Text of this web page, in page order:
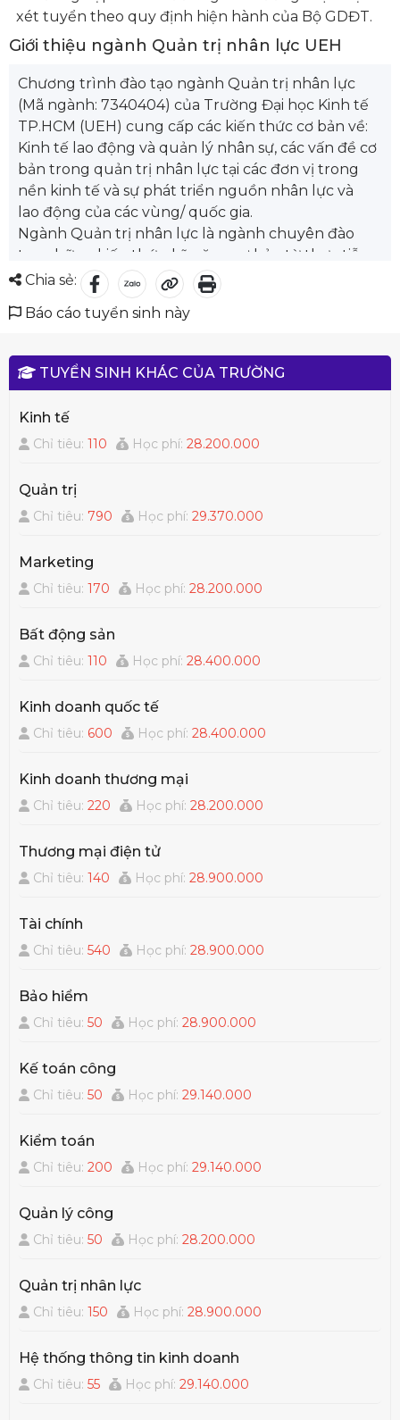
xét tuyển theo quy định hiện hành của Bộ GDĐT.
Giới thiệu ngành Quản trị nhân lực UEH
Chương trình đào tạo ngành Quản trị nhân lực
(Mã ngành: 7340404) của Trường Đại học Kinh tế
TP.HCM (UEH) cung cấp các kiến thức cơ bản về:
Kinh tế lao động và quản lý nhân sự, các vấn đề cơ
bản trong quản trị nhân lực tại các đơn vị trong
nền kinh tế và sự phát triển nguồn nhân lực và
lao động của các vùng/ quốc gia.
Ngành Quản trị nhân lực là ngành chuyên đào
tạo những kiến thức, kỹ năng cơ bản từ thực tiễn
về công tác quản trị con người.
Theo học ngành này, sinh viên được trang bị các
kiến thức cơ bản trong lĩnh vực khoa học xã hội và
nghiệp; các kiến thức nền tảng về kinh doanh,
quản trị và vận hành doanh nghiệp/tổ chức như
phòng, quản trị vận hành, quản trị marketing,
quản trị bán hàng, quản trị tài chính, khởi
Chia sẻ:
Báo cáo tuyển sinh này
TUYỂN SINH KHÁC CỦA TRƯỜNG
Kinh tế
Chỉ tiêu:110 Học phí:28.200.000
Quản trị
Chỉ tiêu: 790 Học phí:29.370.000
Marketing
Chỉ tiêu:170 Học phí:28.200.000
Bất động sản
Chỉ tiêu:110 Học phí:28.400.000
Kinh doanh quốc tế
Chỉ tiêu: 600 Học phí:28.400.000
Kinh doanh thương mại
Chỉ tiêu:220 Học phí:28.200.000
Thương mại điện tử
Chỉ tiêu:140 Học phí:28.900.000
Tài chính
Chỉ tiêu:540 Học phí:28.900.000
Bảo hiểm
Chỉ tiêu:50 Học phí:28.900.000
Kế toán công
Chỉ tiêu:50 Học phí:29.140.000
Kiểm toán
Chỉ tiêu:200 Học phí:29.140.000
Quản lý công
Chỉ tiêu:50 Học phí:28.200.000
Quản trị nhân lực
Chỉ tiêu:150 Học phí:28.900.000
Hệ thống thông tin kinh doanh
Chỉ tiêu:55 Học phí:29.140.000